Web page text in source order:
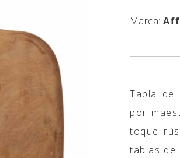
Marca:
Tabla de
por
toque
tablas de